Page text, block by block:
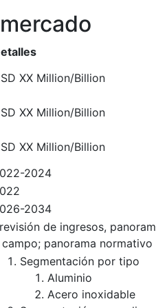
XX Million/Billion
XX Million/Billion
XX Million/Billion
2024
2034
de ingresos,
panorama
Segmentación por tipo
Aluminio
Acero inoxidable